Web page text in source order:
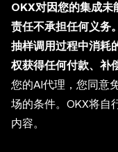
OKX对因您的集成未
责任不承担任何义务
抽样调用过程中消耗
权获得任何付款、补
您的AI代理，您同意
场的条件。OKX将自
内容。